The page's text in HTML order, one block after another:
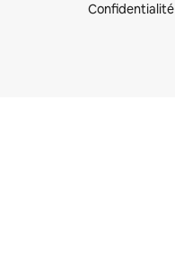
Confidentialité